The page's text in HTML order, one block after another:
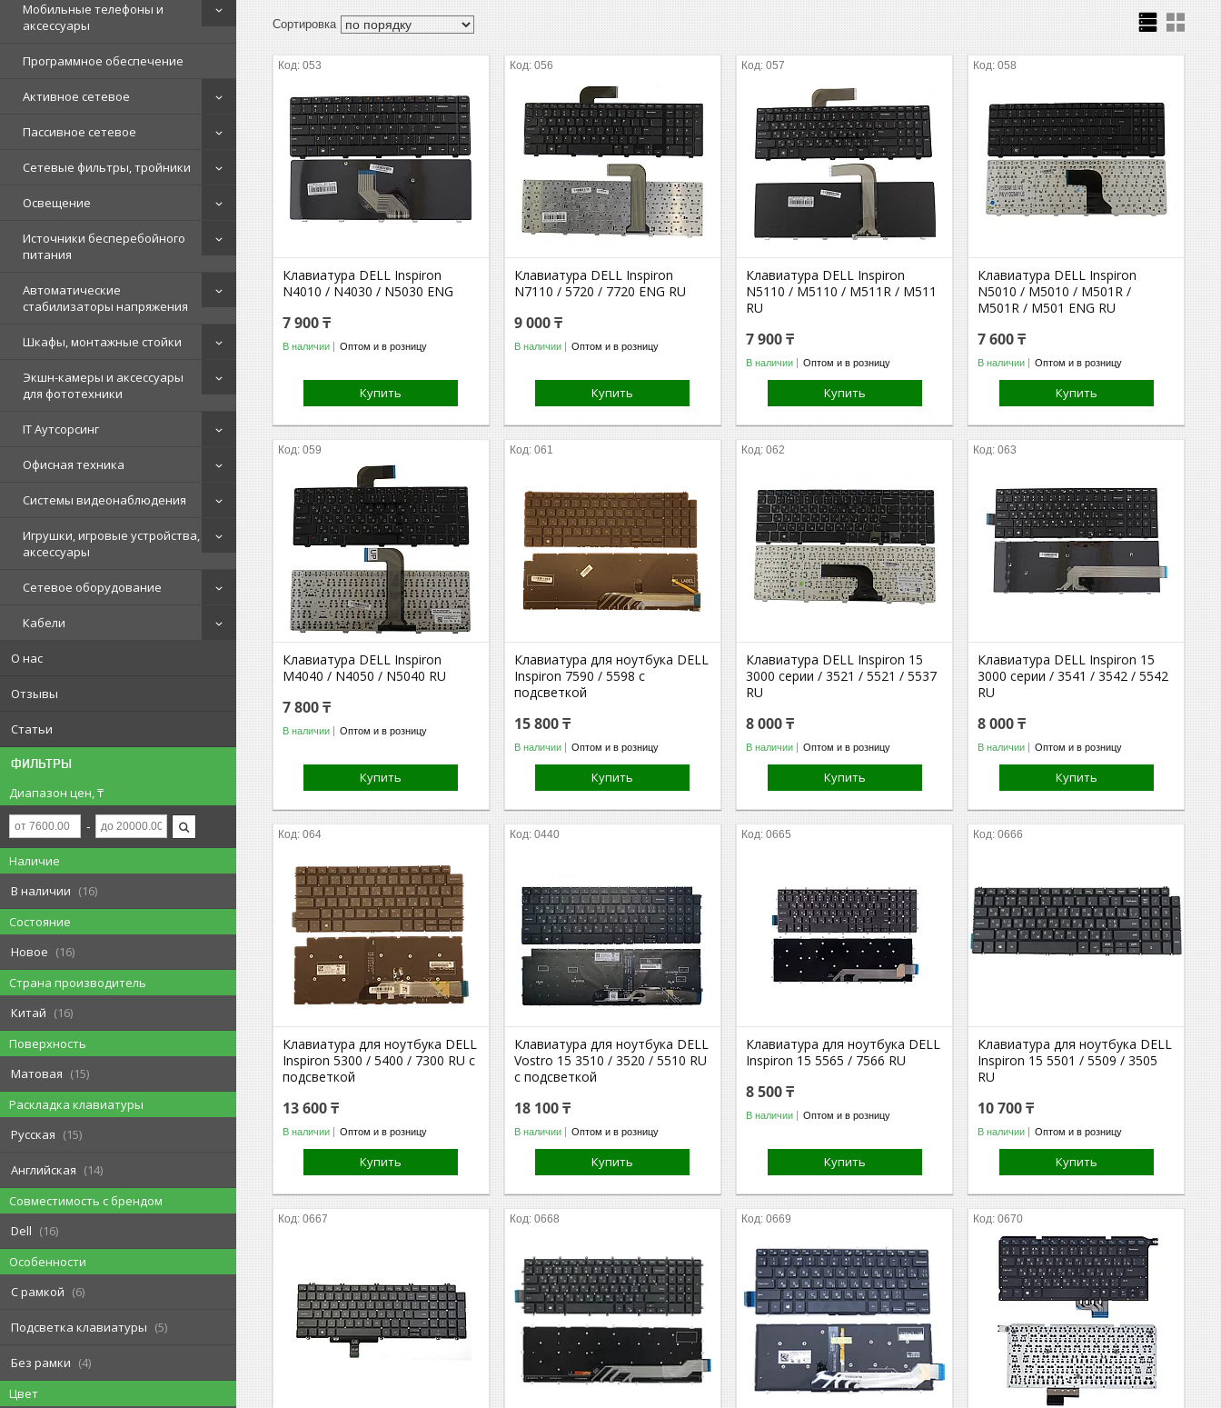
Мобильные телефоны и
аксессуары
Программное обеспечение
Активное сетевое
Пассивное сетевое
Сетевые фильтры, тройники
Освещение
Источники бесперебойного
питания
Автоматические
стабилизаторы напряжения
Шкафы, монтажные стойки
Экшн-камеры и аксессуары
для фототехники
IT Аутсорсинг
Офисная техника
Системы видеонаблюдения
Игрушки, игровые устройства,
аксессуары
Сетевое оборудование
Кабели
О нас
Отзывы
Статьи
ФИЛЬТРЫ
Диапазон цен, ₸
Наличие
В наличии
16
Состояние
Новое
16
Страна производитель
Китай
16
Поверхность
Матовая
15
Раскладка клавиатуры
Русская
15
Английская
14
Совместимость с брендом
Dell
16
Особенности
С рамкой
6
Подсветка клавиатуры 5
Без рамки
4
Цвет
053
Клавиатура DELL Inspiron
N4010 / N4030 / N5030 ENG
7 900 ₸
В наличии Оптом и в розницу
Купить
056
Клавиатура DELL Inspiron
N7110 / 5720 / 7720 ENG RU
9 000 ₸
В наличии Оптом и в розницу
Купить
057
Клавиатура DELL Inspiron
N5110 / M5110 / M511R / M511
RU
7 900 ₸
В наличии Оптом и в розницу
Купить
058
Клавиатура DELL Inspiron
N5010 / M5010 / M501R /
M501R / M501 ENG RU
7 600 ₸
В наличии Оптом и в розницу
Купить
059
Клавиатура DELL Inspiron
M4040 / N4050 / N5040 RU
7 800 ₸
В наличии Оптом и в розницу
Купить
061
Клавиатура для ноутбука DELL
Inspiron 7590 / 5598 с
подсветкой
15 800 ₸
В наличии Оптом и в розницу
Купить
062
Клавиатура DELL Inspiron 15
3000 серии / 3521 / 5521 / 5537
RU
8 000 ₸
В наличии Оптом и в розницу
Купить
063
Клавиатура DELL Inspiron 15
3000 серии / 3541 / 3542 / 5542
RU
8 000 ₸
В наличии Оптом и в розницу
Купить
064
Клавиатура для ноутбука DELL
Inspiron 5300 / 5400 / 7300 RU с
подсветкой
13 600 ₸
В наличии Оптом и в розницу
Купить
0440
Клавиатура для ноутбука DELL
Vostro 15 3510 / 3520 / 5510 RU
с подсветкой
18 100 ₸
В наличии Оптом и в розницу
Купить
0665
Клавиатура для ноутбука DELL
Inspiron 15 5565 / 7566 RU
8 500 ₸
В наличии Оптом и в розницу
Купить
0666
Клавиатура для ноутбука DELL
Inspiron 15 5501 / 5509 / 3505
RU
10 700 ₸
В наличии Оптом и в розницу
Купить
0667 0668 0669 0670